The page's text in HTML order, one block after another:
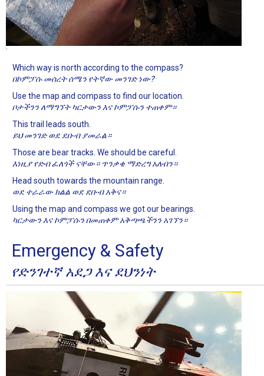
Which way is north according to the compass?
በኮምፓሱ መሰረት ሰሜን የትኛው መንገድ ነው?
Use the map and compass to find our location.
ቦታችንን ለማግኘት ካርታውን እና ኮምፓሱን ተጠቀም።
This trail leads south.
ይህ መንገድ ወደ ደቡብ ያመራል።
Those are bear tracks. We should be careful.
እነዚያ የድብ ፈለጎች ናቸው። ጥንቃቄ ማድረግ አለብን።
Head south towards the mountain range.
ወደ ተራራው ክልል ወደ ደቡብ አቅና።
Using the map and compass we got our bearings.
ካርታውን እና ኮምፓሱን በመጠቀም አቅጣጫችንን አገኘን።
Emergency & Safety
የድንገተኛ አደጋ እና ደህንነት